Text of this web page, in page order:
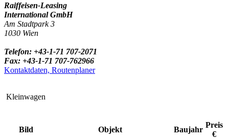
Raiffeisen-Leasing
International GmbH
Am Stadtpark 3
1030 Wien
Telefon: +43-1-71 707-2071
Fax: +43-1-71 707-762966
Kontaktdaten, Routenplaner
Kleinwagen
Bild Objekt Baujahr
Preis
€